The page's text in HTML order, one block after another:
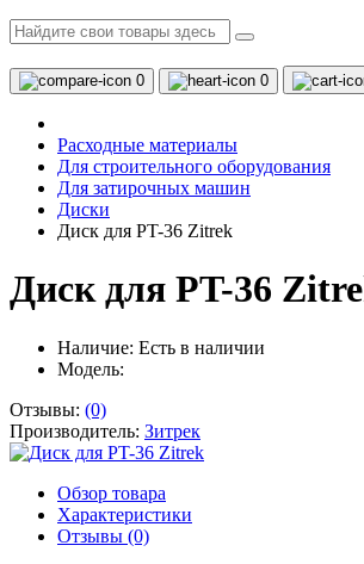
0 0
Расходные материалы
Для строительного оборудования
Для затирочных машин
Диски
Диск для PT-36 Zitrek
Диск для PT-36
Наличие: Есть в наличии
Модель:
Отзывы: (0)
Производитель: Зитрек
Обзор товара
Характеристики
Отзывы (0)